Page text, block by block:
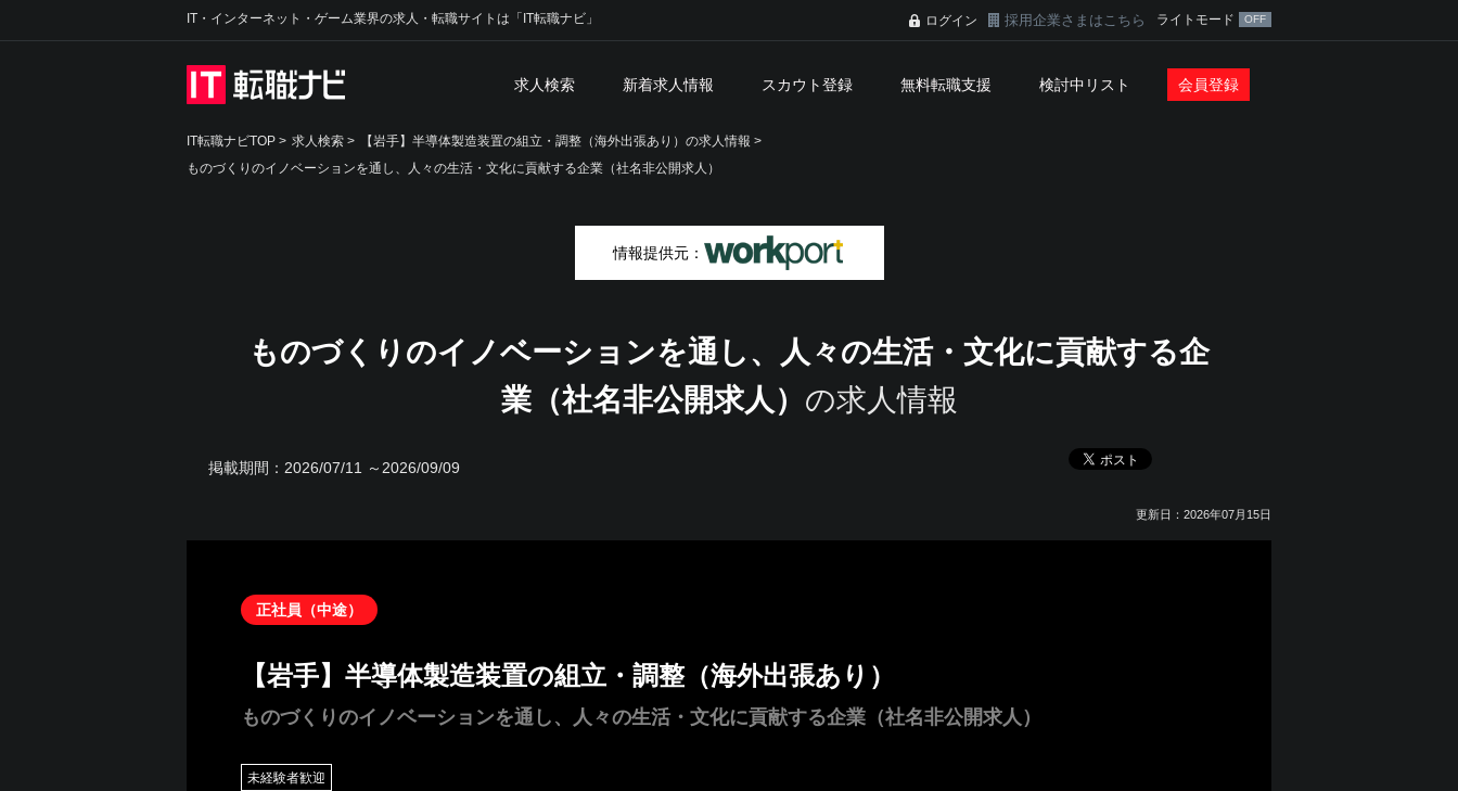
IT・インターネット・ゲーム業界の求人・転職サイトは「IT転職ナビ」 ログイン 採用企業さまはこちら ライトモード
求人検索 新着求人情報 スカウト登録 無料転職支援 検討中リスト 会員登録
IT転職ナビTOP > 求人検索 >
【岩手】半導体製造装置の組立・調整（海外出張あり）の求人情報 >
ものづくりのイノベーションを通し、人々の生活・文化に貢献する企業（社名非公開求人）
情報提供元：
ものづくりのイノベーションを通し、人々の生活・文化に貢献する企
業（社名非公開求人） の求人情報
掲載期間： 2026/07/11 ～2026/09/09
更新日：2026年07月15日
正社員（中途）
【岩手】半導体製造装置の組立・調整（海外出張あり）
ものづくりのイノベーションを通し、人々の生活・文化に貢献する企業（社名非公開求人）
未経験者歓迎